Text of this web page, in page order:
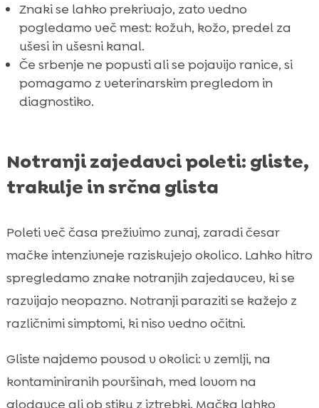
Znaki se lahko prekrivajo, zato vedno
pogledamo več mest: kožuh, kožo, predel za
ušesi in ušesni kanal.
Če srbenje ne popusti ali se pojavijo ranice, si
pomagamo z veterinarskim pregledom in
diagnostiko.
Notranji zajedavci poleti: gliste,
trakulje in srčna glista
Poleti več časa preživimo zunaj, zaradi česar
mačke intenzivneje raziskujejo okolico. Lahko hitro
spregledamo znake notranjih zajedavcev, ki se
razvijajo neopazno. Notranji paraziti se kažejo z
različnimi simptomi, ki niso vedno očitni.
Gliste najdemo povsod v okolici: v zemlji, na
kontaminiranih površinah, med lovom na